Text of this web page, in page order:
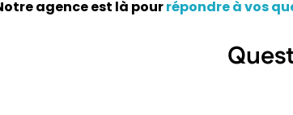
agence est là pourrépondre à vos